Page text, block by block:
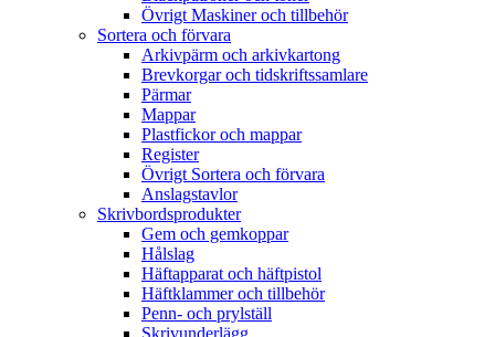
Övrigt Maskiner och tillbehör
Sortera och förvara
Arkivpärm och arkivkartong
Brevkorgar och tidskriftssamlare
Pärmar
Mappar
Plastfickor och mappar
Register
Övrigt Sortera och förvara
Anslagstavlor
Skrivbordsprodukter
Gem och gemkoppar
Hålslag
Häftapparat och häftpistol
Häftklammer och tillbehör
Penn- och prylställ
Skrivunderlägg